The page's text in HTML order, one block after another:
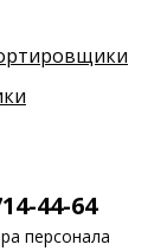
44-64
персонала